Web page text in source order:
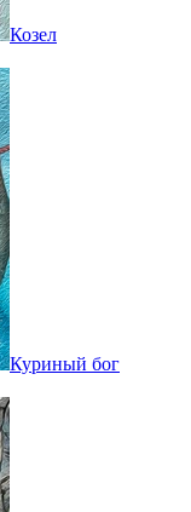
Козел
Куриный бог